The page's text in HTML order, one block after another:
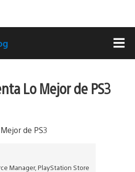
Lo Mejor de PS3
Manager, PlayStation Store